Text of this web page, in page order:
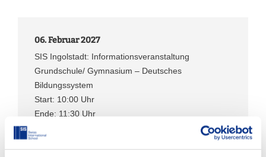
06. Februar 2027
SIS Ingolstadt: Informationsveranstaltung
Grundschule/ Gymnasium – Deutsches
Bildungssystem
Start: 10:00 Uhr
Ende: 11:30 Uhr